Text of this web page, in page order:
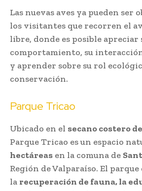
Las nuevas aves ya pueden ser
los visitantes que recorren el
libre, donde es posible apreciar
comportamiento, su
y aprender sobre su rol
conservación.
Parque Tricao
Ubicado en el secano costero
Parque Tricao es un espacio
hectáreas en la comuna de
Región de Valparaíso. El parque
la recuperación de fauna, la